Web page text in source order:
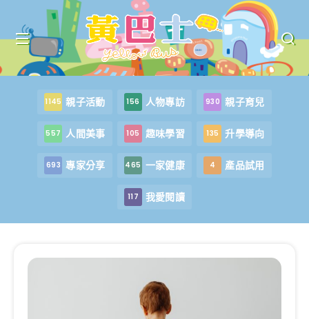
1145 親子活動 156 人物專訪 930 親子育兒
557 人間美事 105 趣味學習 135 升學導向
693 專家分享 465 一家健康 4 產品試用
117 我愛閱讀